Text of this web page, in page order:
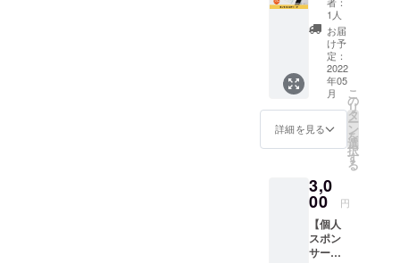
出るた
めにも
スイ
マーコ
ミュニ
ティ
「TRUE
FUN」
のご登
フォー
ムを
メール
でお送
りさせ
ていた
校生で
起業
し、
様々な
経験を
してき
た畑野
剣輝
（はた
のつる
ぎ）と
ツーマ
ンで30
分トー
クでき
ます。
水泳の
1人
お届
け予
定：
2022
年05
月
詳細を見る
こ
の
リ
タ
ー
ン
を
選
択
す
る
3,0
00 円
【個人
スポン
サー】